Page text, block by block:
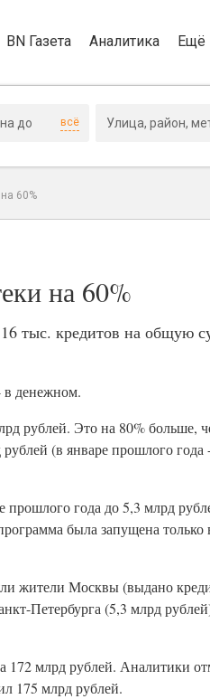
BN Газета Аналитика Ещё
всё
60%
на 60%
тыс. кредитов на общую
в денежном.
рублей. Это на 80% больше,
(в январе прошлого года
года до 5,3 млрд
была запущена
жители Москвы (выдано
Петербурга (5,3 млрд
172 млрд рублей. Аналитики
175 млрд рублей.